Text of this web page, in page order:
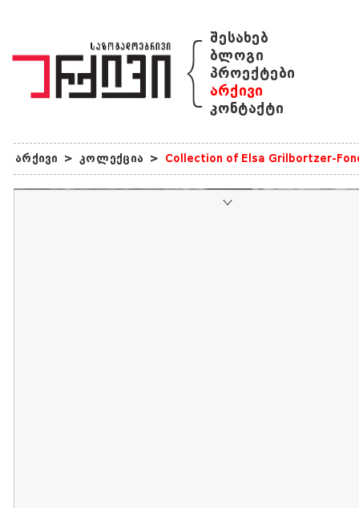
{ შესახებ
ბლოგი
პროექტები
არქივი
კონტაქტი
არქივი > კოლექცია > Collection of Elsa Grilbortzer-